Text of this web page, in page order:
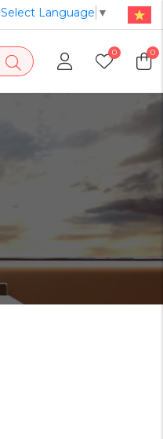
Select Language ▼
0 0